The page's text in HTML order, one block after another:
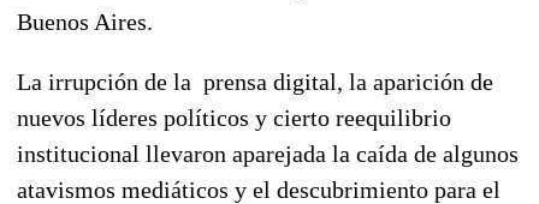
Buenos Aires.
La irrupción de la prensa digital, la aparición de
nuevos líderes políticos y cierto reequilibrio
institucional llevaron aparejada la caída de algunos
atavismos mediáticos y el descubrimiento para el